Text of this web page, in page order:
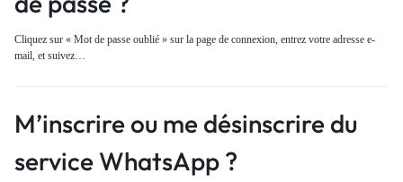
Cliquez sur « Mot de passe oublié » sur la page de connexion, entrez votre adresse e-
mail, et suivez…
M’inscrire ou me désinscrire du
service WhatsApp ?